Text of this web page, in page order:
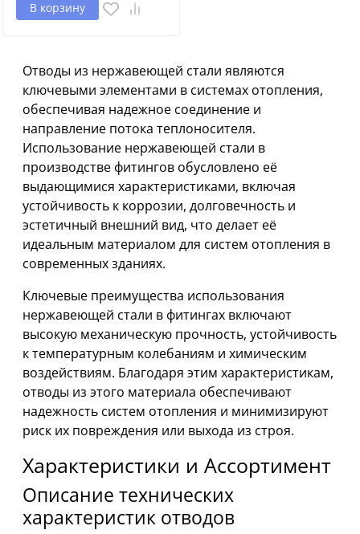
В корзину
Отводы из нержавеющей стали являются
ключевыми элементами в системах отопления,
обеспечивая надежное соединение и
направление потока теплоносителя.
Использование нержавеющей стали в
производстве фитингов обусловлено её
выдающимися характеристиками, включая
устойчивость к коррозии, долговечность и
эстетичный внешний вид, что делает её
идеальным материалом для систем отопления в
современных зданиях.
Ключевые преимущества использования
нержавеющей стали в фитингах включают
высокую механическую прочность, устойчивость
к температурным колебаниям и химическим
воздействиям. Благодаря этим характеристикам,
отводы из этого материала обеспечивают
надежность систем отопления и минимизируют
риск их повреждения или выхода из строя.
Характеристики и Ассортимент
Описание технических
характеристик отводов